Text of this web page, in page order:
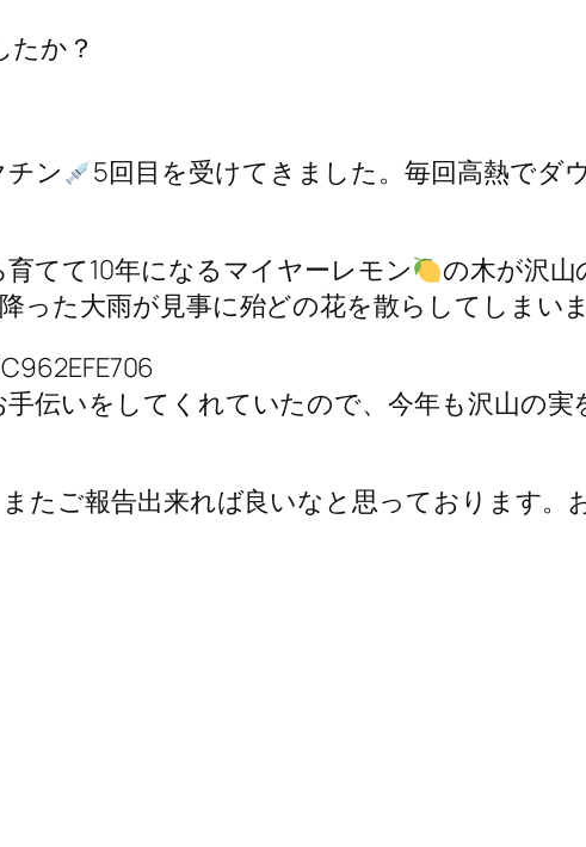
か？
ン
5回目を受けてきました。毎回高熱でダ
てて10年になるマイヤーレモン
の木が沢山
った大雨が見事に殆どの花を散らしてしまい
伝いをしてくれていたので、今年も沢山の
たご報告出来れば良いなと思っております。